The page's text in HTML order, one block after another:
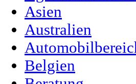
Asien
Australien
Belgien